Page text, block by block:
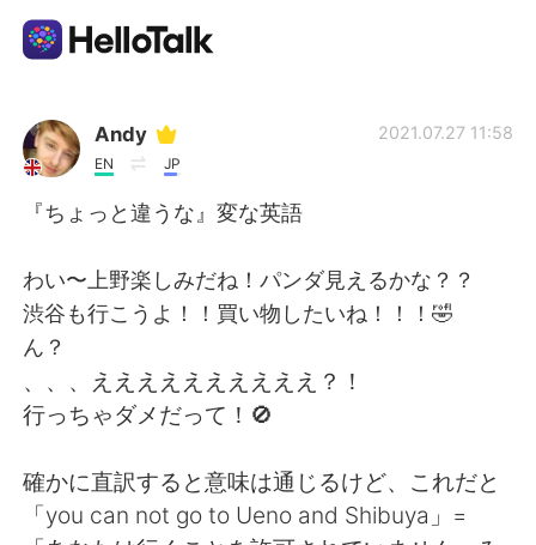
語学交換アプリ
AI Grammar Checker
繁體中文 Español
العربية Français
Andy
EN JP
2021.07.27 11:58
『ちょっと違うな』変な英語
わい〜上野楽しみだね！パンダ見えるかな？？
渋谷も行こうよ！！買い物したいね！！！🤣
ん？
、、、ええええええええええ？！
行っちゃダメだって！🚫
確かに直訳すると意味は通じるけど、これだと
「you can not go to Ueno and Shibuya」=